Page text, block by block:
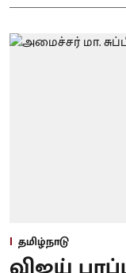
தமிழ்நாடு